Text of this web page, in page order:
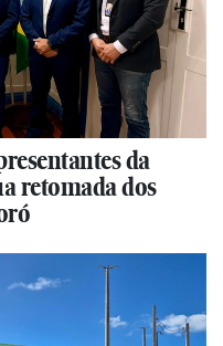
da
retomada dos